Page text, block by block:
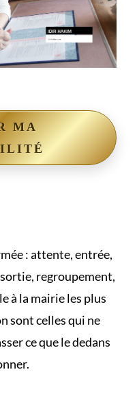
MA
: attente, entrée,
regroupement,
à la mairieles plus
sont celles qui ne
ce que le dedans